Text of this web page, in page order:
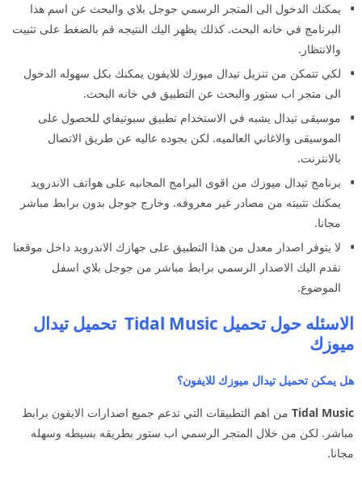
يمكنك الدخول الى المتجر الرسمي جوجل بلاي والبحث عن اسم هذا
البرنامج في خانه البحث. كذلك يظهر اليك النتيجه قم بالضغط على تثبيت
والانتظار.
لكي تتمكن من تنزيل تيدال ميوزك للايفون يمكنك بكل سهوله الدخول
الى متجر اب ستور والبحث عن التطبيق في خانه البحث.
موسيقى تيدال يشبه في الاستخدام تطبيق سبوتيفاي للحصول على
الموسيقى والاغاني العالميه. لكن بجوده عاليه عن طريق الاتصال
بالانترنت.
برنامج تيدال ميوزك من اقوى البرامج المجانيه على هواتف الاندرويد
يمكنك تثبيته من مصادر غير معروفه. وخارج جوجل بدون برابط مباشر
مجانا.
لا يتوفر اصدار معدل من هذا التطبيق على جهازك الاندرويد داخل موقعنا
نقدم اليك الاصدار الرسمي برابط مباشر من جوجل بلاي اسفل
الموضوع.
الاسئله حول تحميل Tidal Music تحميل تيدال
ميوزك
هل يمكن تحميل تيدال ميوزك للايفون؟
Tidal Music من اهم التطبيقات التي تدعم جميع اصدارات الايفون برابط
مباشر. لكن من خلال المتجر الرسمي اب ستور بطريقه بسيطه وسهله
مجانا.